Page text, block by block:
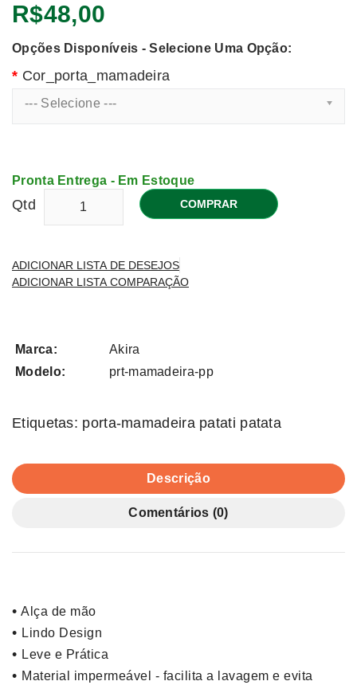
R$48,00
Opções Disponíveis - Selecione Uma Opção:
Cor_porta_mamadeira
--- Selecione ---
Pronta Entrega - Em Estoque
Qtd COMPRAR
ADICIONAR LISTA DE DESEJOS
ADICIONAR LISTA COMPARAÇÃO
Marca:
Akira
Modelo:
prt-mamadeira-pp
Etiquetas: porta-mamadeira patati patata
Descrição
Comentários (0)
• Alça de mão
• Lindo Design
• Leve e Prática
• Material impermeável - facilita a lavagem e evita